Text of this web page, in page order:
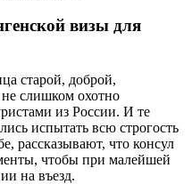
визы для
старой, доброй,
слишком охотно
из России. И те
испытать всю строгость
рассказывают, что консул
чтобы при малейшей
на въезд.